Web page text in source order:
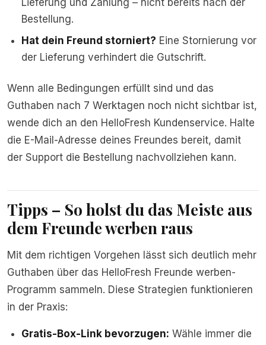
Bestellung.
Hat dein Freund storniert? Eine Stornierung vor
der Lieferung verhindert die Gutschrift.
Wenn alle Bedingungen erfüllt sind und das
Guthaben nach 7 Werktagen noch nicht sichtbar ist,
wende dich an den HelloFresh Kundenservice. Halte
die E-Mail-Adresse deines Freundes bereit, damit
der Support die Bestellung nachvollziehen kann.
Tipps – So holst du das Meiste aus
dem Freunde werben raus
Mit dem richtigen Vorgehen lässt sich deutlich mehr
Guthaben über das HelloFresh Freunde werben-
Programm sammeln. Diese Strategien funktionieren
in der Praxis:
Gratis-Box-Link bevorzugen: Wähle immer die